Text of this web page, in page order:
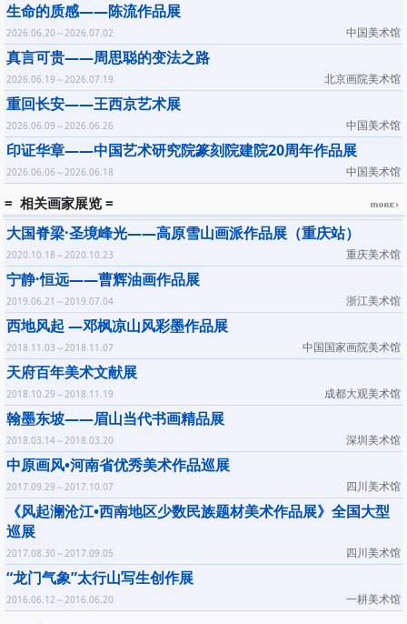
生命的质感——陈流作品展
中国美术馆
2026.06.20～2026.07.02
真言可贵——周思聪的变法之路
北京画院美术馆
2026.06.19～2026.07.19
重回长安——王西京艺术展
中国美术馆
2026.06.09～2026.06.26
印证华章——中国艺术研究院篆刻院建院20周年作品展
中国美术馆
2026.06.06～2026.06.18
= 相关画家展览 =
大国脊梁·圣境峰光——高原雪山画派作品展（重庆站）
重庆美术馆
2020.10.18～2020.10.23
宁静·恒远——曹辉油画作品展
浙江美术馆
2019.06.21～2019.07.04
西地风起 —邓枫凉山风彩墨作品展
中国国家画院美术馆
2018.11.03～2018.11.07
天府百年美术文献展
成都大观美术馆
2018.10.29～2018.11.19
翰墨东坡——眉山当代书画精品展
深圳美术馆
2018.03.14～2018.03.20
中原画风•河南省优秀美术作品巡展
四川美术馆
2017.09.29～2017.10.07
《风起澜沧江•西南地区少数民族题材美术作品展》全国大型
巡展
四川美术馆
2017.08.30～2017.09.05
“龙门气象”太行山写生创作展
一耕美术馆
2016.06.12～2016.06.20